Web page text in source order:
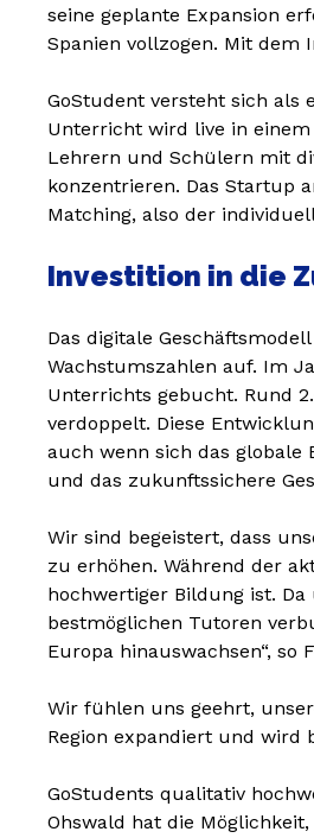
seine geplante Expansion
Spanien vollzogen. Mit dem
GoStudent versteht sich
Unterricht wird live in
Lehrern und Schülern mit
konzentrieren. Das Startup
Matching, also der
Investition in die
Das digitale
Wachstumszahlen auf. Im
Unterrichts gebucht. Rund
verdoppelt. Diese
auch wenn sich das
und das zukunftssichere
Wir sind begeistert, dass
zu erhöhen. Während der
hochwertiger Bildung ist.
bestmöglichen Tutoren
Europa hinauswachsen“, so
Wir fühlen uns geehrt,
Region expandiert und wird
GoStudents qualitativ
Ohswald hat die